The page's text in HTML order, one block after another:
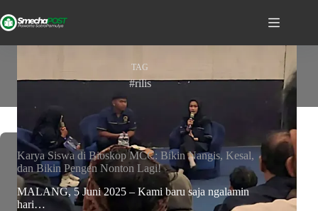
TAG
#rilis
Karya Siswa di Bioskop MCC: Bikin Nangis, Kesal,
dan Bikin Pengen Nonton Lagi!
MALANG, 5 Juni 2025 – Kami baru saja ngalamin
hari…